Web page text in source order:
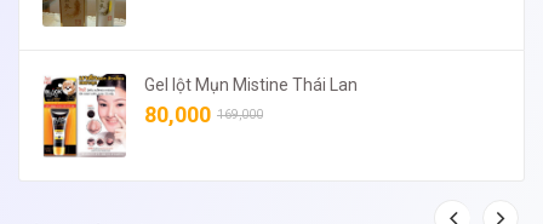
Gel lột Mụn Mistine Thái Lan
80,000 169,000